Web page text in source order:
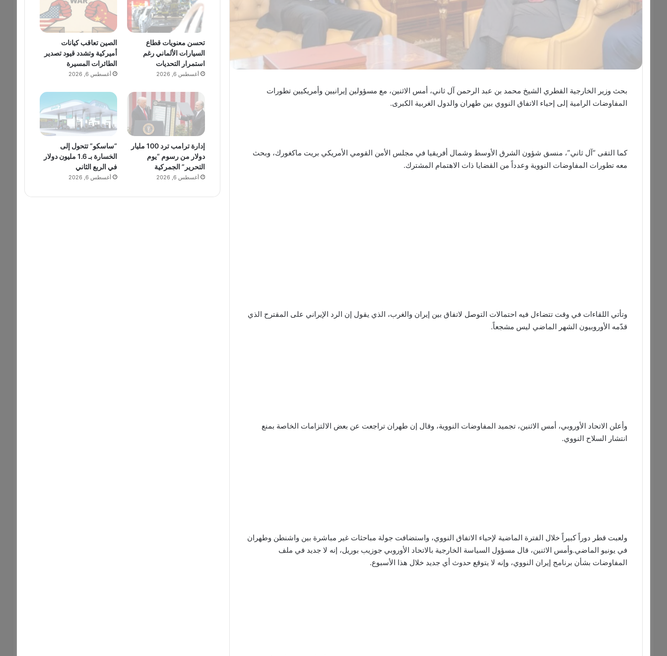
بحث وزير الخارجية القطري الشيخ محمد بن عبد الرحمن آل ثاني، أمس الاثنين، مع مسؤولين إيرانيين وأمريكيين تطورات
المفاوضات الرامية إلى إحياء الاتفاق النووي بين طهران والدول الغربية الكبرى.
كما التقى “آل ثاني”، منسق شؤون الشرق الأوسط وشمال أفريقيا في مجلس الأمن القومي الأمريكي بريت ماكغورك، وبحث
معه تطورات المفاوضات النووية وعدداً من القضايا ذات الاهتمام المشترك.
وتأتي اللقاءات في وقت تتضاءل فيه احتمالات التوصل لاتفاق بين إيران والغرب، الذي يقول إن الرد الإيراني على المقترح الذي
قدّمه الأوروبيون الشهر الماضي ليس مشجعاً.
وأعلن الاتحاد الأوروبي، أمس الاثنين، تجميد المفاوضات النووية، وقال إن طهران تراجعت عن بعض الالتزامات الخاصة بمنع
انتشار السلاح النووي.
ولعبت قطر دوراً كبيراً خلال الفترة الماضية لإحياء الاتفاق النووي، واستضافت جولة مباحثات غير مباشرة بين واشنطن وطهران
في يونيو الماضي.وأمس الاثنين، قال مسؤول السياسة الخارجية بالاتحاد الأوروبي جوزيب بوريل، إنه لا جديد في ملف
المفاوضات بشأن برنامج إيران النووي، وإنه لا يتوقع حدوث أي جديد خلال هذا الأسبوع.
تحسن معنويات قطاع
السيارات الألماني رغم
استمرار التحديات
أغسطس 6, 2026
الصين تعاقب كيانات
أميركية وتشدد قيود تصدير
الطائرات المسيرة
أغسطس 6, 2026
إدارة ترامب ترد 100 مليار
دولار من رسوم “يوم
التحرير” الجمركية
أغسطس 6, 2026
“ساسكو” تتحول إلى
الخسارة بـ 1.6 مليون دولار
في الربع الثاني
أغسطس 6, 2026